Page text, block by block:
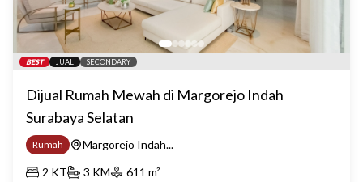
BEST JUAL SECONDARY
Dijual Rumah Mewah di Margorejo Indah
Surabaya Selatan
Rumah
Margorejo Indah...
2 KT 3 KM 611 m²